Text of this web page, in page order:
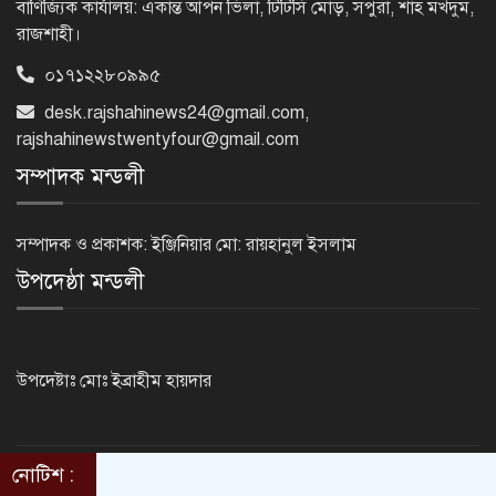
এগিয়ে মেয়েরা
বাণিজ্যিক কার্যালয়: একান্ত আপন ভিলা, টিটিসি মোড়, সপুরা, শাহ মখদুম,
রাজশাহী।
০১৭১২২৮০৯৯৫
desk.rajshahinews24@gmail.com,
rajshahinewstwentyfour@gmail.com
সম্পাদক মন্ডলী
সম্পাদক ও প্রকাশক: ইঞ্জিনিয়ার মো: রায়হানুল ইসলাম
উপদেষ্ঠা মন্ডলী
উপদেষ্টাঃ মোঃ ইব্রাহীম হায়দার
©2014 - 2024. RajshahiNews24.Com . All rights reserved.
নোটিশ :